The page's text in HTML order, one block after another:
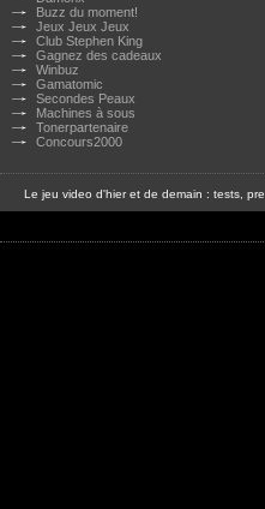
Buzz du moment!
Jeux Jeux Jeux
Club Stephen King
Gagnez des cadeaux
Winbuz
Gamatomic
Secondes Peaux
Machines à sous
Tonerpartenaire
Concours2000
Le jeu video d'hier et de demain : tests,